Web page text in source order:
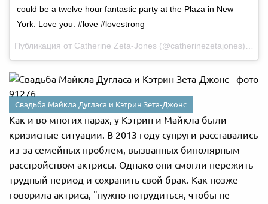
could be a twelve hour fantastic party at the Plaza in New
York. Love you. #love #lovestrong
Свадьба Майкла Дугласа и Кэтрин Зета-Джонс
Как и во многих парах, у Кэтрин и Майкла были
кризисные ситуации. В 2013 году супруги расставались
из-за семейных проблем, вызванных биполярным
расстройством актрисы. Однако они смогли пережить
трудный период и сохранить свой брак. Как позже
говорила актриса, "нужно потрудиться, чтобы не